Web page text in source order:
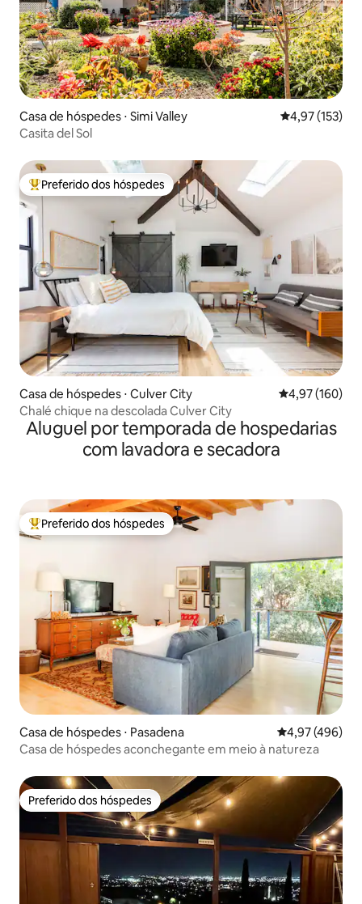
Casa de hóspedes ⋅ Simi Valley 4,97 de uma
4,97 (153)
Casita del Sol
Entre os melhores preferidos dos hóspedes
Preferido dos hóspedes
Casa de hóspedes ⋅ Culver City 4,97 de uma
4,97 (160)
Chalé chique na descolada Culver City
Aluguel por temporada de hospedarias
com lavadora e secadora
Entre os melhores preferidos dos hóspedes
Preferido dos hóspedes
Casa de hóspedes ⋅ Pasadena 4,97 de uma
4,97 (496)
Casa de hóspedes aconchegante em meio à natureza
Preferido dos hóspedes
Preferido dos hóspedes